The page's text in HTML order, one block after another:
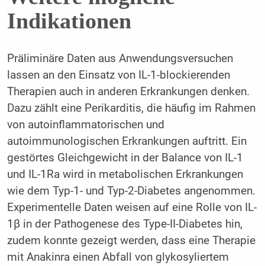
Indikationen
Präliminäre Daten aus Anwendungsversuchen
lassen an den Einsatz von IL-1-blockierenden
Therapien auch in anderen Erkrankungen denken.
Dazu zählt eine Perikarditis, die häufig im Rahmen
von autoinflammatorischen und
autoimmunologischen Erkrankungen auftritt. Ein
gestörtes Gleichgewicht in der Balance von IL-1
und IL-1Ra wird in metabolischen Erkrankungen
wie dem Typ-1- und Typ-2-Diabetes angenommen.
Experimentelle Daten weisen auf eine Rolle von IL-
1β in der Pathogenese des Type-II-Diabetes hin,
zudem konnte gezeigt werden, dass eine Therapie
mit Anakinra einen Abfall von glykosyliertem